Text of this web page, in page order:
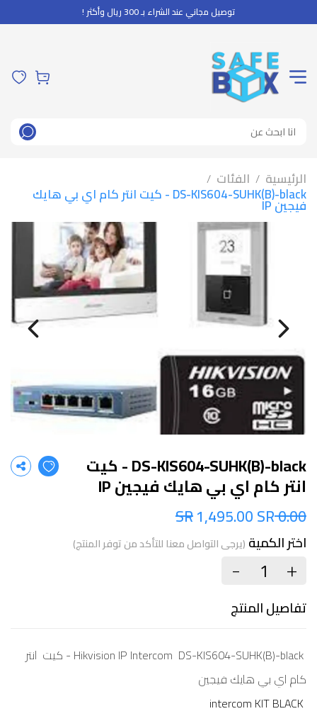
توصيل مجاني عند الشراء بـ 300 ريال وأكثر !
الرئيسية / الفئات /
DS-KIS604-SUHK(B)-black - كيت انتر كام اي بي هايك فيجين IP
DS-KIS604-SUHK(B)-black - كيت
انتر كام اي بي هايك فيجين IP
0.00 SR
1,495.00 SR
اختر الكمية (يرجى التواصل معنا للتأكد من توفر المنتج)
+
-
تفاصيل المنتج
Hikvision IP Intercom DS-KIS604-SUHK(B)-black - كيت انتر
كام اي بي هايك فيجين